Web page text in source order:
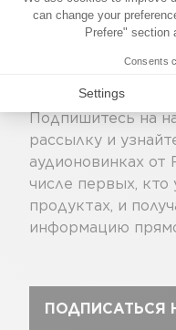
Подпишитесь на
рассылку и
аудионовинках от
числе первых,
продуктах, и
информацию
ПОДПИСАТЬСЯ